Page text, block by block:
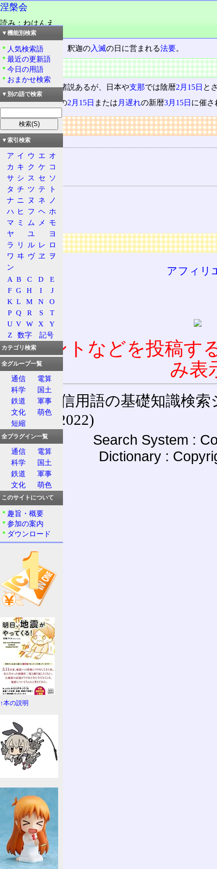
涅槃会
読み：ねはんえ
品詞：名詞
三仏忌の一つで、釈迦の入滅の日に営まれる法要。
概要
釈迦入滅の日は諸説あるが、日本や支那では陰暦2月15日 と
このため、新暦の2月15日 または 月遅れの新暦3月15日 に催さ
リンク
用語の所属
仏教
三仏忌
関連する用語
入滅
涅槃
灌仏会
広告
アフィリ
コメントなどを投稿す
み表
通信用語の基礎知識検索
(27-May-2022)
Search System :
Dictionary :
▼機能別検索
人気検索語
最近の更新語
今日の用語
おまかせ検索
▼別の語で検索
▼索引検索
ア イ ウ エ オ
カ キ ク ケ コ
サ シ ス セ ソ
タ チ ツ テ
ト
ナ ニ ヌ ネ
ノ
ハ ヒ フ ヘ ホ
マ ミ ム メ
モ
ヤ
ユ
ヨ
ラ
リ ル レ ロ
ワ ヰ ヴ ヱ
ヲ
ン
A B C D
E
F G H I
J
K L M N
O
P Q R S
T
U V W X
Y
Z
数字 記号
カテゴリ検索
全グループ一覧
通信
電算
科学
国土
鉄道
軍事
文化
萌色
短縮
全プラグイン一覧
通信
電算
科学
国土
鉄道
軍事
文化
萌色
このサイトについて
趣旨・概要
参加の案内
ダウンロード
↑本の説明